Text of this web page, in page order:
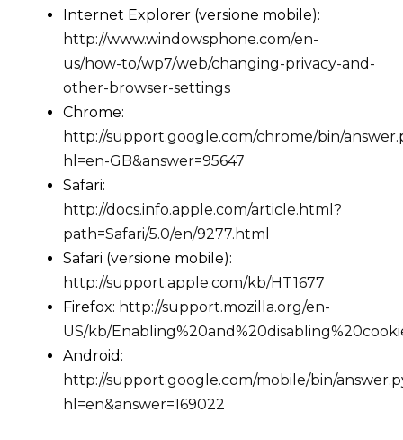
Internet Explorer (versione mobile):
http://www.windowsphone.com/en-
us/how-to/wp7/web/changing-privacy-and-
other-browser-settings
Chrome:
http://support.google.com/chrome/bin/
hl=en-GB&answer=95647
Safari:
http://docs.info.apple.com/article.html?
path=Safari/5.0/en/9277.html
Safari (versione mobile):
http://support.apple.com/kb/HT1677
Firefox: http://support.mozilla.org/en-
US/kb/
Android:
http://support.google.com/mobile/bin/
hl=en&answer=169022